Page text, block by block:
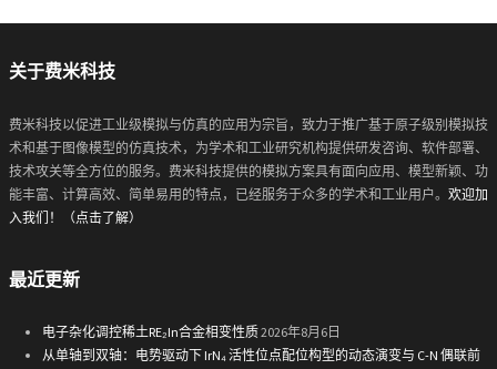
关于费米科技
费米科技以促进工业级模拟与仿真的应用为宗旨，致力于推广基于原子级别模拟技
术和基于图像模型的仿真技术，为学术和工业研究机构提供研发咨询、软件部署、
技术攻关等全方位的服务。费米科技提供的模拟方案具有面向应用、模型新颖、功
能丰富、计算高效、简单易用的特点，已经服务于众多的学术和工业用户。 欢迎加
入我们！（点击了解）
最近更新
电子杂化调控稀土RE₂In合金相变性质2026年8月6日
从单轴到双轴：电势驱动下 IrN₄ 活性位点配位构型的动态演变与 C-N 偶联前